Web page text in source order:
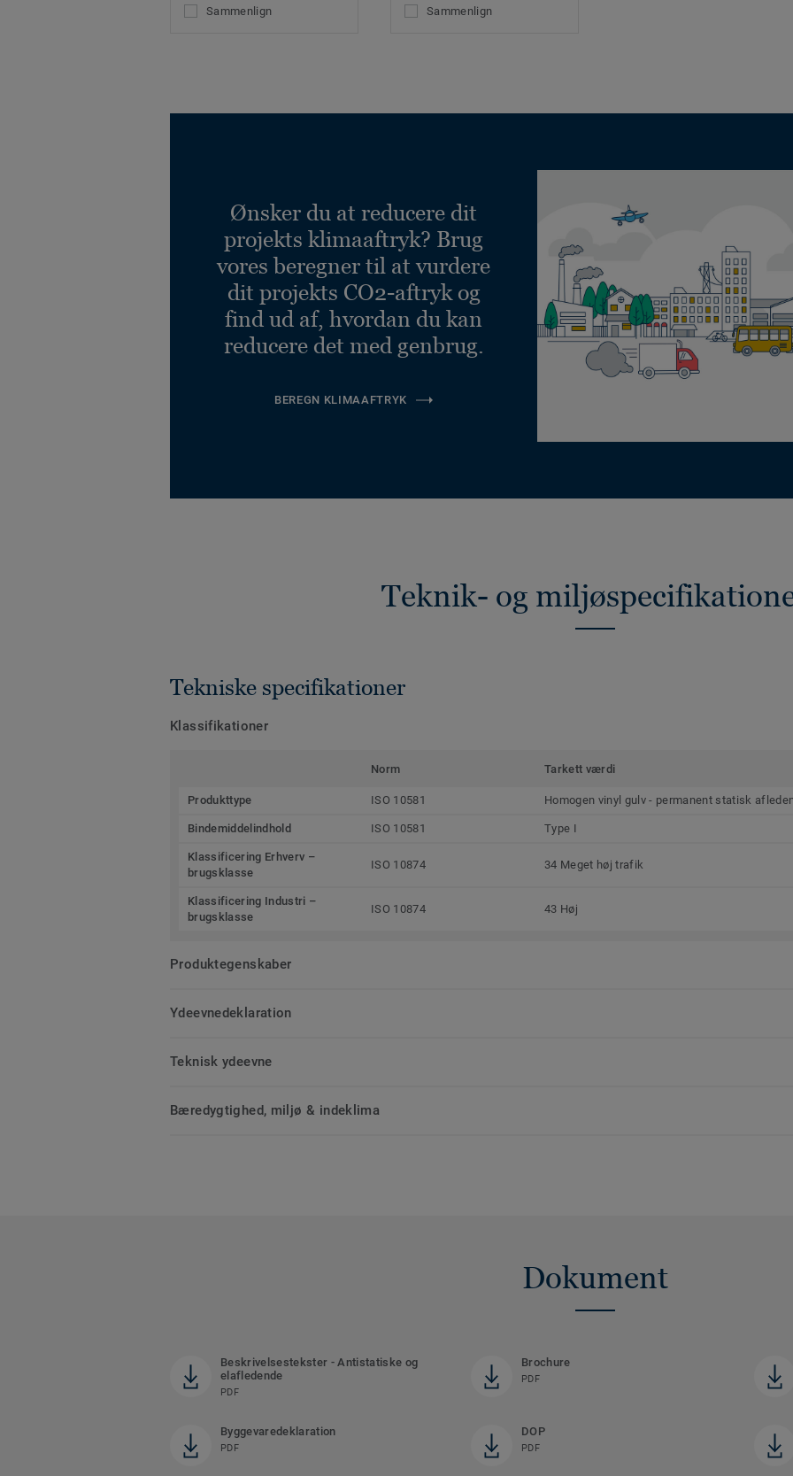
Sammenlign Sammenlign
Ønsker du at reducere dit
projekts klimaaftryk? Brug
vores beregner til at vurdere
dit projekts CO2-aftryk og
find ud af, hvordan du kan
reducere det med genbrug.
BEREGN KLIMAAFTRYK
Teknik- og
Tekniske specifikationer
Klassifikationer
Norm Tarkett værdi
Produkttype ISO 10581 Homogen vinyl gulv - permanent statisk
Bindemiddelindhold ISO 10581 Type I
Klassificering Erhverv –
brugsklasse
ISO 10874 34 Meget høj trafik
Klassificering Industri –
brugsklasse
ISO 10874 43 Høj
Produktegenskaber
Ydeevnedeklaration
Teknisk ydeevne
Bæredygtighed, miljø & indeklima
Dokument
Beskrivelsestekster - Antistatiske og
elafledende
PDF
Brochure
PDF
Byggevaredeklaration
PDF
DOP
PDF